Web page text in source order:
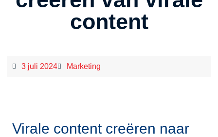
content
3 juli 2024 Marketing
Virale content creëren naar